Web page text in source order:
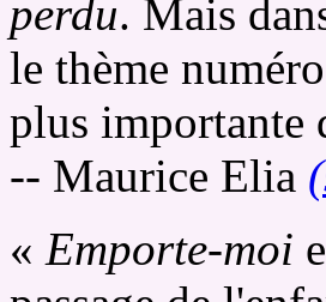
perdu. Mais
le thème
plus importante
-- Maurice Elia
« Emporte-moi